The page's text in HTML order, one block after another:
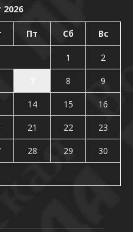
2026
Пт Сб Вс
1
2
8
9
14 15
16
21 22
23
28 29
30